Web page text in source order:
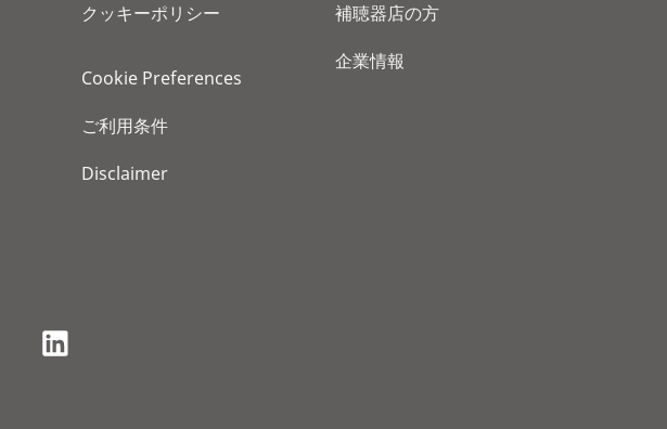
クッキーポリシー
Cookie Preferences
ご利用条件
Disclaimer
補聴器店の方
企業情報